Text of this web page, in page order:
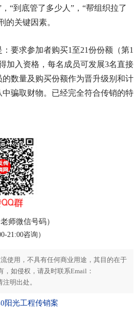
到底管了多少人”，“帮组织拉了
的关键因素。
要求参加者购买1至21份份额（第1
加入资格，每名成员可发展3名直接
数量及购买份额作为晋升级别和计
骗取财物。已经完全符合传销的特
师微信号码）
21:00咨询）
使用，不具有任何商业用途，其目的在于
如侵权，请及时联系Email：
明出处。
阳光工程传销案